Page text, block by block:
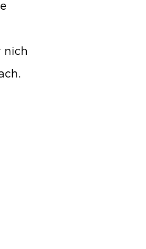
nich